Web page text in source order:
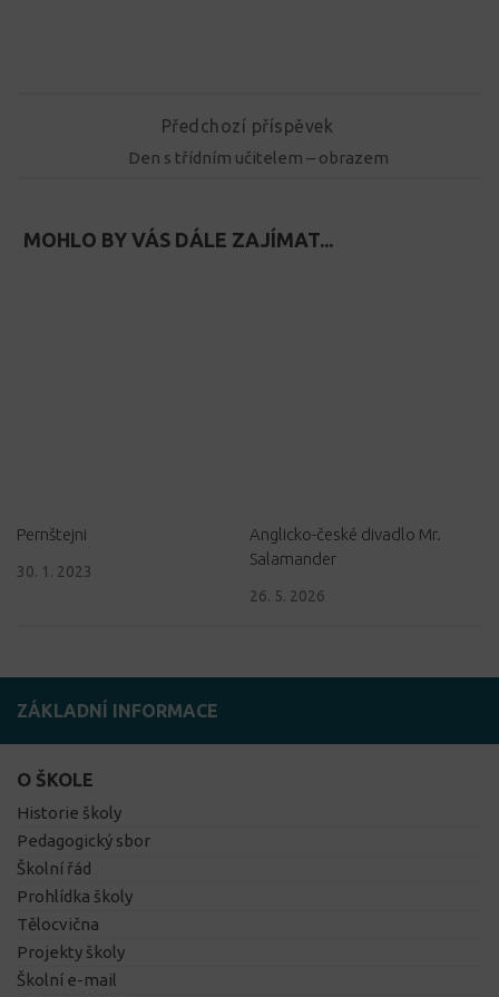
Předchozí příspěvek
Den s třídním učitelem – obrazem
MOHLO BY VÁS DÁLE ZAJÍMAT...
Pernštejni
30. 1. 2023
Anglicko-české divadlo Mr.
Salamander
26. 5. 2026
ZÁKLADNÍ INFORMACE
O ŠKOLE
Historie školy
Pedagogický sbor
Školní řád
Prohlídka školy
Tělocvična
Projekty školy
Školní e-mail